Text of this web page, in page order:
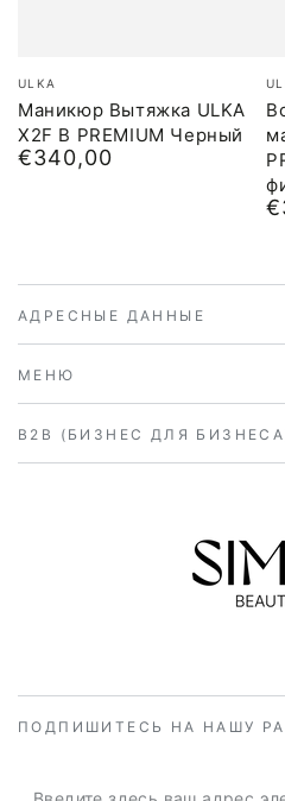
Бренд:
ULKA
Маникюр Вытяжка ULKA
X2F B PREMIUM Черный
Обычная
€340,00
АДРЕСНЫЕ ДАННЫЕ
МЕНЮ
B2B (БИЗНЕС ДЛЯ
ПОДПИШИТЕСЬ НА НАШУ
Введите